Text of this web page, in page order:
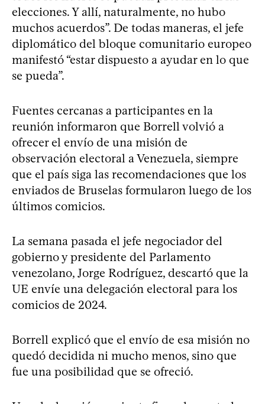
elecciones. Y allí, naturalmente, no hubo
muchos acuerdos”. De todas maneras, el jefe
diplomático del bloque comunitario europeo
manifestó “estar dispuesto a ayudar en lo que
se pueda”.
Fuentes cercanas a participantes en la
reunión informaron que Borrell volvió a
ofrecer el envío de una misión de
observación electoral a Venezuela, siempre
que el país siga las recomendaciones que los
enviados de Bruselas formularon luego de los
últimos comicios.
La semana pasada el jefe negociador del
gobierno y presidente del Parlamento
venezolano, Jorge Rodríguez, descartó que la
UE envíe una delegación electoral para los
comicios de 2024.
Borrell explicó que el envío de esa misión no
quedó decidida ni mucho menos, sino que
fue una posibilidad que se ofreció.